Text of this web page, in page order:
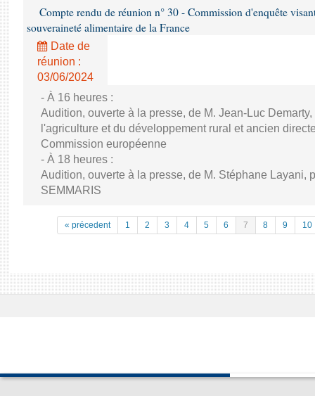
Compte rendu de réunion n° 30 - Commission d'enquête
souveraineté alimentaire de la France
Date de
réunion :
03/06/2024
- À 16 heures :
Audition, ouverte à la presse, de M. Jean-Luc
l'agriculture et du développement rural et ancien
Commission européenne
- À 18 heures :
Audition, ouverte à la presse, de M. Stéphane Layani,
SEMMARIS
« précedent 1 2 3 4 5 6 7 8 9 10